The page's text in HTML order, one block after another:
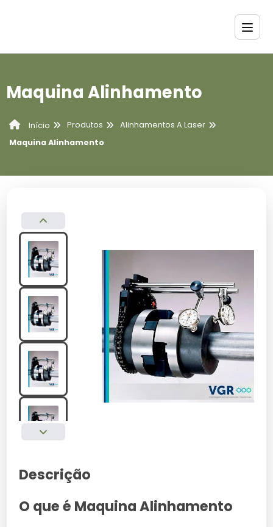
Maquina Alinhamento
Início Produtos
Alinhamentos A Laser
Maquina Alinhamento
Descrição
O que é Maquina Alinhamento